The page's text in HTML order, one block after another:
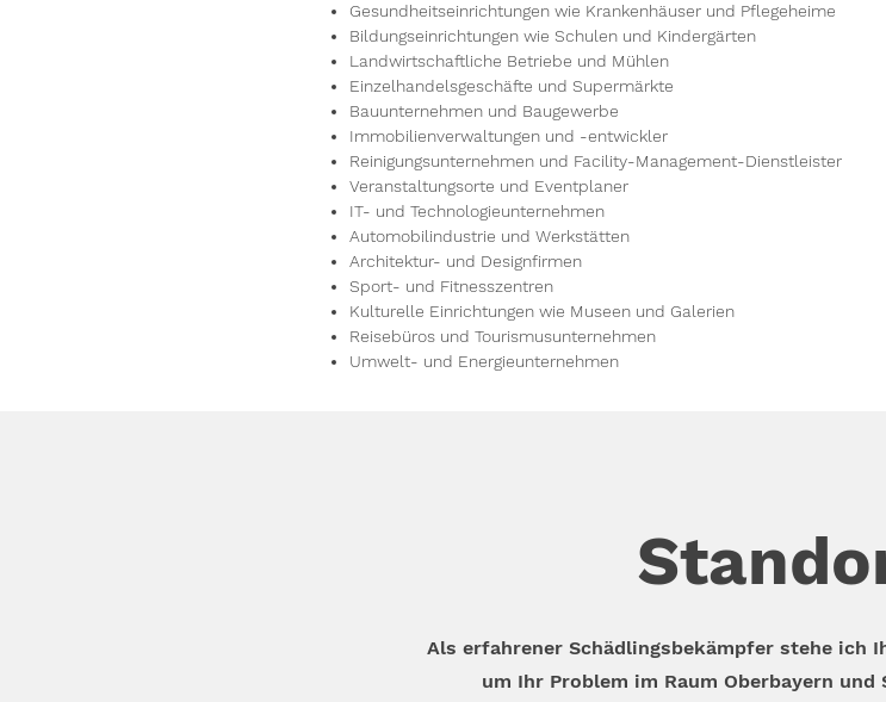
Gesundheitseinrichtungen wie Krankenhäuser und Pflegeheime
Bildungseinrichtungen wie Schulen und Kindergärten
Landwirtschaftliche Betriebe und Mühlen
Einzelhandelsgeschäfte und Supermärkte
Bauunternehmen und Baugewerbe
Immobilienverwaltungen und -entwickler
Reinigungsunternehmen und Facility-Management-Dienstleister
Veranstaltungsorte und Eventplaner
IT- und Technologieunternehmen
Automobilindustrie und Werkstätten
Architektur- und Designfirmen
Sport- und Fitnesszentren
Kulturelle Einrichtungen wie Museen und Galerien
Reisebüros und Tourismusunternehmen
Umwelt- und Energieunternehmen
Als erfahrener Schädlingsbekämpfer stehe ich
um Ihr Problem im Raum Oberbayern und